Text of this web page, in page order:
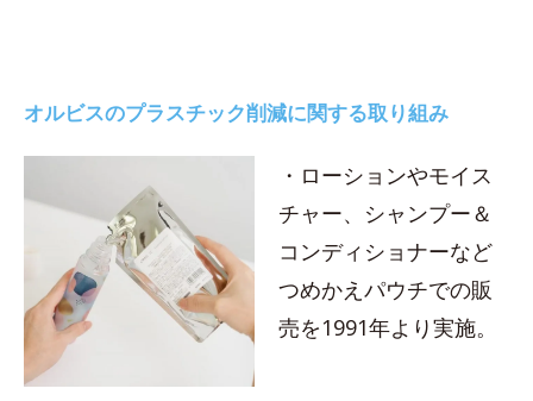
オルビスのプラスチック削減に関する取り組み
・ローションやモイス
チャー、シャンプー＆
コンディショナーなど
つめかえパウチでの販
売を1991年より実施。